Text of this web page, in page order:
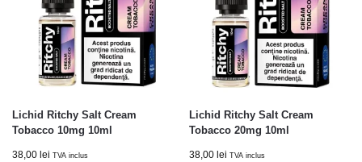
Lichid Ritchy Salt Cream
Tobacco 10mg 10ml
38,00 lei TVA inclus
Lichid Ritchy Salt Cream
Tobacco 20mg 10ml
38,00 lei TVA inclus